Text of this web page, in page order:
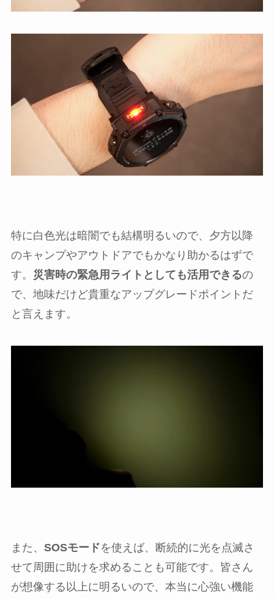
特に白色光は暗闇でも結構明るいので、夕方以降
のキャンプやアウトドアでもかなり助かるはずで
す。 災害時の緊急用ライトとしても活用できるの
で、地味だけど貴重なアップグレードポイントだ
と言えます。
また、 SOSモードを使えば、断続的に光を点滅さ
せて周囲に助けを求めることも可能です。皆さん
が想像する以上に明るいので、本当に心強い機能